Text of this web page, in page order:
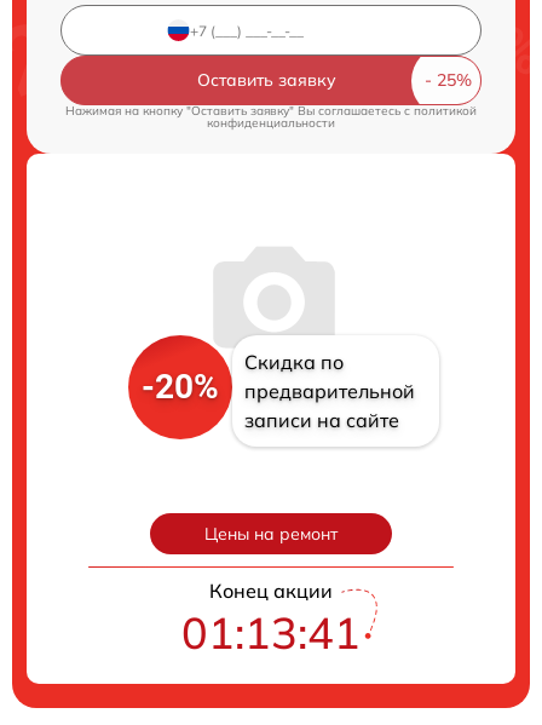
Оставить заявку
Нажимая на кнопку "Оставить заявку" Вы соглашаетесь cполитикой
конфиденциальности
-20%
Скидка по
предварительной
записи на сайте
Цены на ремонт
Конец акции
01:13:40